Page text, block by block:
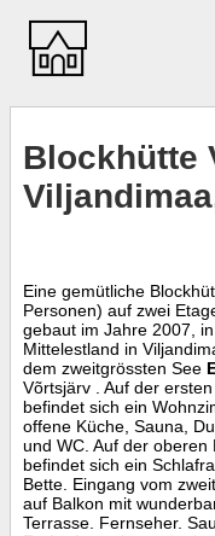
Blockhütte
Eine gemütliche
Personen) auf zwei
gebaut im Jahre 2007, in
Mittelestland in
dem zweitgrössten See
Võrtsjärv . Auf der
befindet sich ein
offene Küche, Sauna,
und WC. Auf der oberen
befindet sich ein
Bette. Eingang vom
auf Balkon mit
Terrasse. Fernseher.